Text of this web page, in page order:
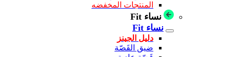
المنتجات المخفضه
نساء Fit
نساء Fit
دليل الجينز
ضيق القَصّة